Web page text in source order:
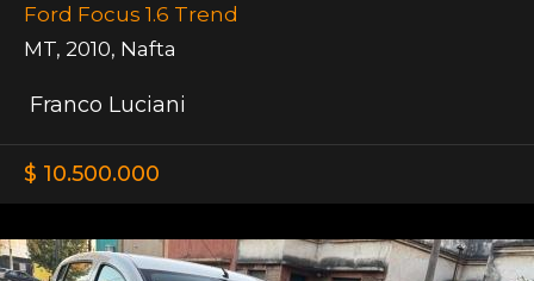
Ford Focus 1.6 Trend
MT, 2010, Nafta
Franco Luciani
$ 10.500.000